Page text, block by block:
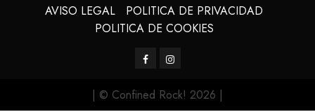
AVISO LEGAL
POLITICA DE PRIVACIDAD
POLITICA DE COOKIES
FacebookInstagram
| © Confined Rock! 2026 |